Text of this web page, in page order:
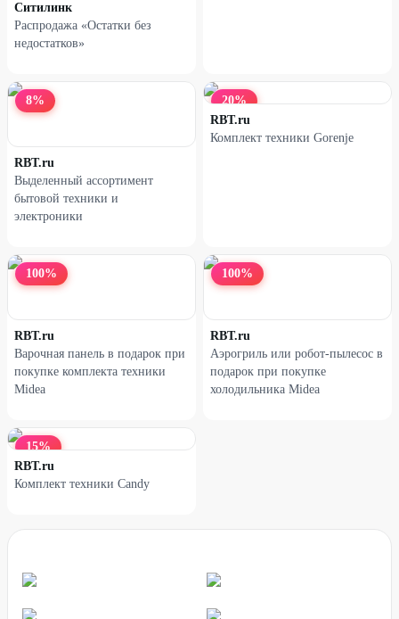
Наушники XIAOMI Redmi
Buds 6 Active белые
38% 25%
Ситилинк
Распродажа «Остатки без
недостатков»
8%
RBT.ru
Выделенный ассортимент
бытовой техники и
электроники
20%
RBT.ru
Комплект техники Gorenje
100%
RBT.ru
Варочная панель в подарок при
покупке комплекта техники
Midea
100%
RBT.ru
Аэрогриль или робот-пылесос в
подарок при покупке
холодильника Midea
15%
RBT.ru
Комплект техники Candy